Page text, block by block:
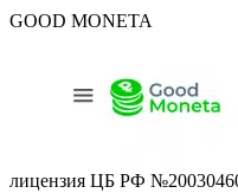
GOOD MONETA
лицензия ЦБ РФ